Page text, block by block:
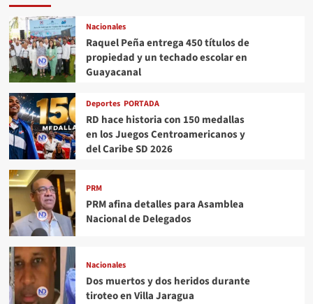
Nacionales
Raquel Peña entrega 450 títulos de
propiedad y un techado escolar en
Guayacanal
Deportes PORTADA
RD hace historia con 150 medallas
en los Juegos Centroamericanos y
del Caribe SD 2026
PRM
PRM afina detalles para Asamblea
Nacional de Delegados
Nacionales
Dos muertos y dos heridos durante
tiroteo en Villa Jaragua